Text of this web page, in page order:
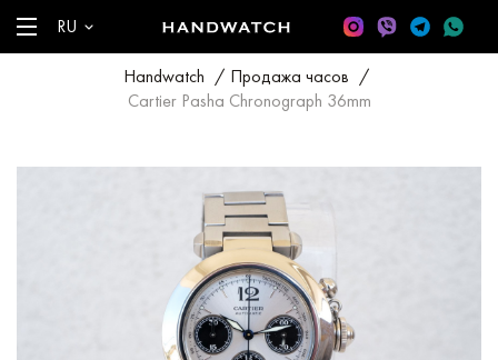
RU
Handwatch / Продажа часов /
Cartier Pasha Chronograph 36mm